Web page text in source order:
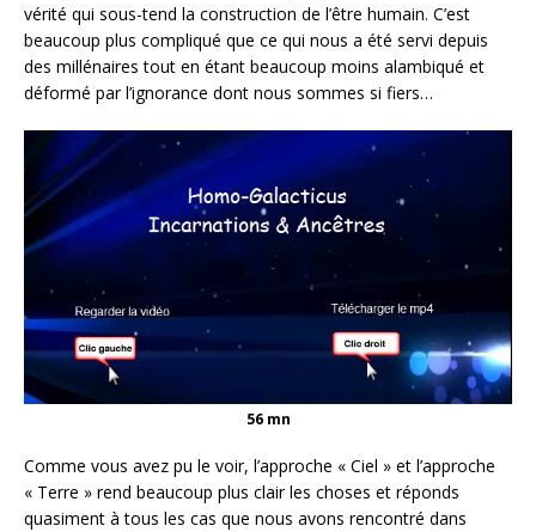
vérité qui sous-tend la construction de l’être humain. C’est
beaucoup plus compliqué que ce qui nous a été servi depuis
des millénaires tout en étant beaucoup moins alambiqué et
déformé par l’ignorance dont nous sommes si fiers…
56 mn
Comme vous avez pu le voir, l’approche « Ciel » et l’approche
« Terre » rend beaucoup plus clair les choses et réponds
quasiment à tous les cas que nous avons rencontré dans